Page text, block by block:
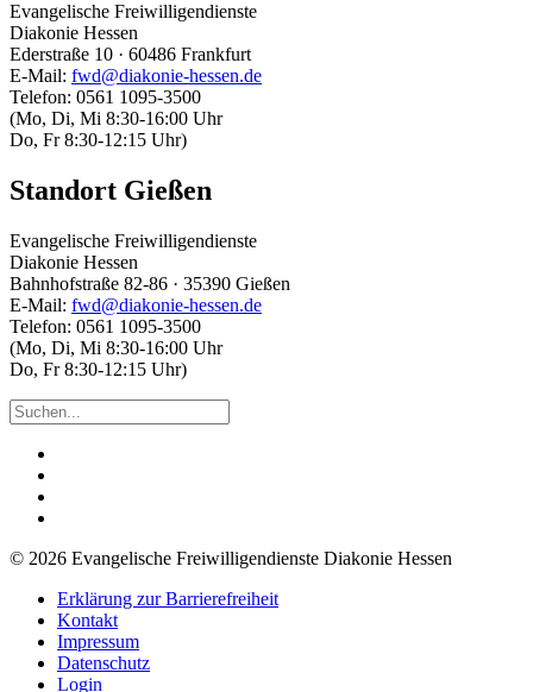
Evangelische Freiwilligendienste
Diakonie Hessen
Ederstraße 10 · 60486 Frankfurt
E-Mail: fwd@diakonie-hessen.de
Telefon: 0561 1095-3500
(Mo, Di, Mi 8:30-16:00 Uhr
Do, Fr 8:30-12:15 Uhr)
Standort Gießen
Evangelische Freiwilligendienste
Diakonie Hessen
Bahnhofstraße 82-86 · 35390 Gießen
E-Mail: fwd@diakonie-hessen.de
Telefon: 0561 1095-3500
(Mo, Di, Mi 8:30-16:00 Uhr
Do, Fr 8:30-12:15 Uhr)
© 2026 Evangelische Freiwilligendienste Diakonie Hessen
Erklärung zur Barrierefreiheit
Kontakt
Impressum
Datenschutz
Login